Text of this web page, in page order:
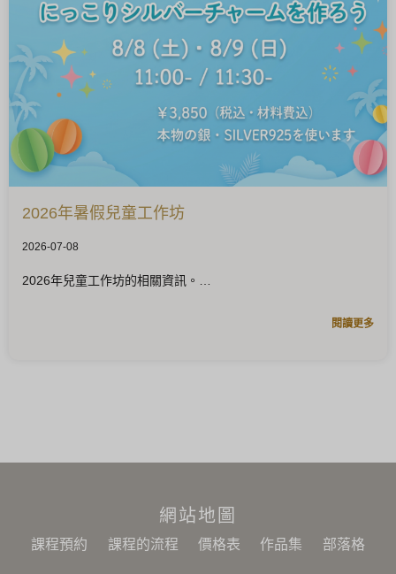
2026年暑假兒童工作坊
2026-07-08
2026年兒童工作坊的相關資訊。
閱讀更多
網站地圖
課程預約 課程的流程 價格表 作品集 部落格